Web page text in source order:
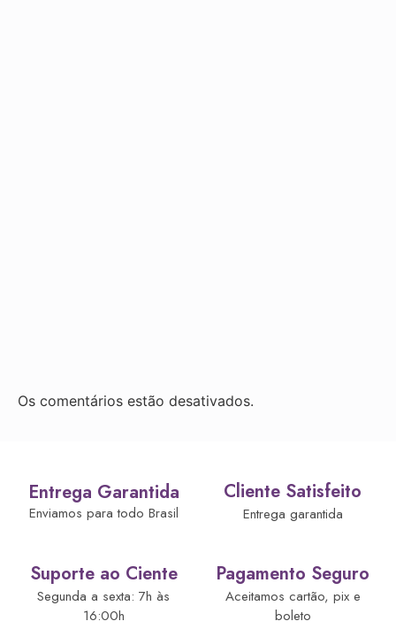
Os comentários estão desativados.
Entrega Garantida
Enviamos para todo Brasil
Cliente Satisfeito
Entrega garantida
Suporte ao Ciente
Segunda a sexta: 7h às
16:00h
Pagamento Seguro
Aceitamos cartão, pix e
boleto